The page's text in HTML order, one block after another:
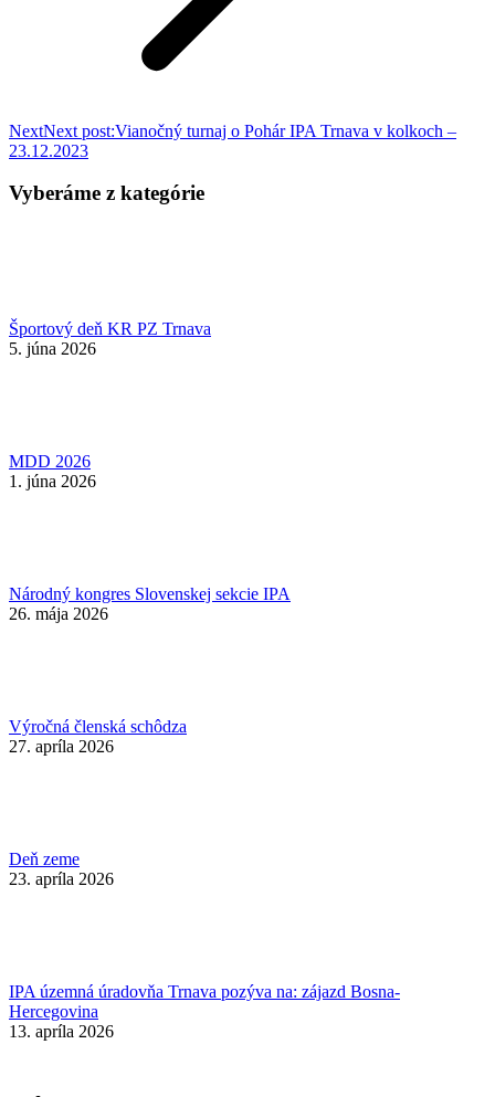
NextNext post:Vianočný turnaj o Pohár IPA Trnava v kolkoch –
23.12.2023
Vyberáme z kategórie
Športový deň KR PZ Trnava
5. júna 2026
MDD 2026
1. júna 2026
Národný kongres Slovenskej sekcie IPA
26. mája 2026
Výročná členská schôdza
27. apríla 2026
Deň zeme
23. apríla 2026
IPA územná úradovňa Trnava pozýva na: zájazd Bosna-
Hercegovina
13. apríla 2026